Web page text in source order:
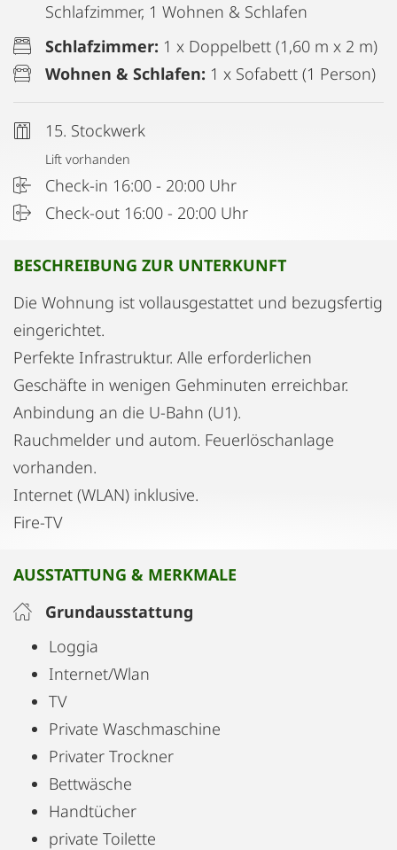
Schlafzimmer, 1 Wohnen & Schlafen
Schlafzimmer: 1 x Doppelbett (1,60 m x 2 m)
Wohnen & Schlafen: 1 x Sofabett (1 Person)
15. Stockwerk
Lift vorhanden
Check-in 16:00 - 20:00 Uhr
Check-out 16:00 - 20:00 Uhr
BESCHREIBUNG ZUR UNTERKUNFT
Die Wohnung ist vollausgestattet und bezugsfertig
eingerichtet.
Perfekte Infrastruktur. Alle erforderlichen
Geschäfte in wenigen Gehminuten erreichbar.
Anbindung an die U-Bahn (U1).
Rauchmelder und autom. Feuerlöschanlage
vorhanden.
Internet (WLAN) inklusive.
Fire-TV
AUSSTATTUNG & MERKMALE
Grundausstattung
Loggia
Internet/Wlan
TV
Private Waschmaschine
Privater Trockner
Bettwäsche
Handtücher
private Toilette